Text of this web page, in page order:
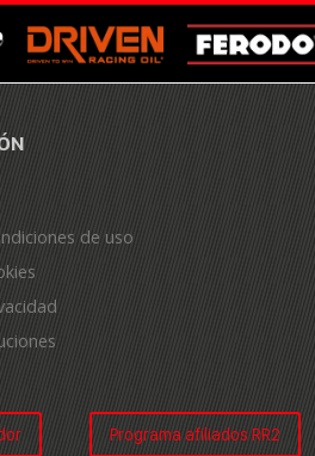
de uso
Programa afiliados RR2